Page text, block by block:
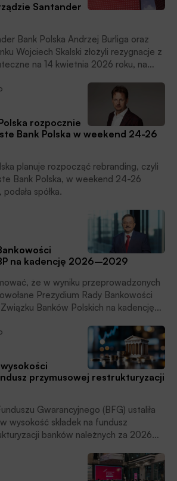
Santander
Bank Polska Andrzej Burliga oraz
Wojciech Skalski złożyli rezygnacje z
na 14 kwietnia 2026 roku, na
rozpocznie
Bank Polska w weekend 24-26
planuje rozpocząć rebranding, czyli
Bank Polska, w weekend 24-26
spółka.
na kadencję 2026–2029
że w wyniku przeprowadzonych
Prezydium Rady Bankowości
Banków Polskich na kadencję
przedstawicieli instytucji
poinformował ZBP.
przymusowej restrukturyzacji
Gwarancyjnego (BFG) ustaliła
wysokość składek na fundusz
banków należnych za 2026